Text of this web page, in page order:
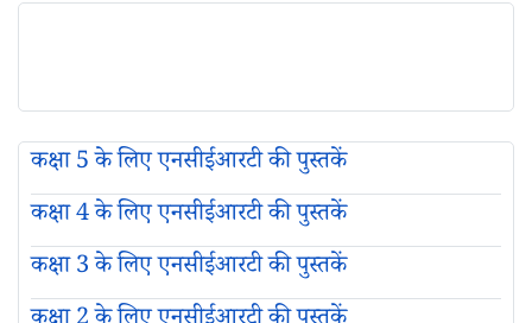
कक्षा 5 के लिए एनसीईआरटी की पुस्तकें
कक्षा 4 के लिए एनसीईआरटी की पुस्तकें
कक्षा 3 के लिए एनसीईआरटी की पुस्तकें